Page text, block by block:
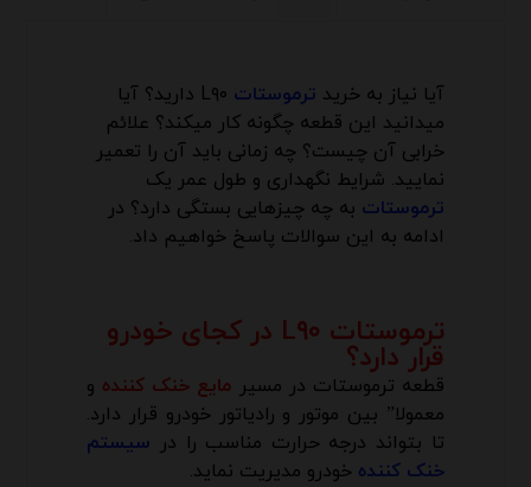
آیا نیاز به خرید ترموستات
L۹۰ دارید؟ آیا
میدانید این قطعه چگونه کار میکند؟ علائم
خرابی آن چیست؟ چه زمانی باید آن را تعمیر
نمایید. شرایط نگهداری و طول عمر یک
ترموستات به چه چیزهایی بستگی دارد؟ در
ادامه به این سوالات پاسخ خواهیم داد.
ترموستات L۹۰ در کجای خودرو
قرار دارد؟
قطعه ترموستات در مسیر مایع خنک کننده و
معمولا” بین موتور و رادیاتور خودرو قرار دارد.
تا بتواند درجه حرارت مناسب را در سیستم
خنک کننده خودرو مدیریت نماید.